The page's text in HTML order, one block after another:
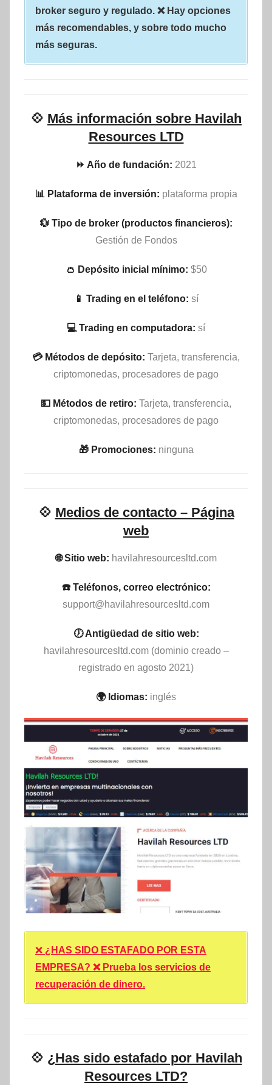
broker seguro y regulado. ❌ Hay opciones
más recomendables, y sobre todo mucho
más seguras.
💠 Más información sobre Havilah
Resources LTD
⏩ Año de fundación: 2021
📊 Plataforma de inversión: plataforma propia
💱 Tipo de broker (productos financieros):
Gestión de Fondos
👛 Depósito inicial mínimo: $50
📱 Trading en el teléfono: sí
💻 Trading en computadora: sí
💳 Métodos de depósito: Tarjeta, transferencia,
criptomonedas, procesadores de pago
💵​ Métodos de retiro: Tarjeta, transferencia,
criptomonedas, procesadores de pago
🎁 Promociones: ninguna
💠 Medios de contacto – Página
web
🌐 Sitio web: havilahresourcesltd.com
☎️ Teléfonos, correo electrónico:
support@havilahresourcesltd.com
🕖 Antigüedad de sitio web:
havilahresourcesltd.com (dominio creado –
registrado en agosto 2021)
🌍 Idiomas: inglés
❌ ¿HAS SIDO ESTAFADO POR ESTA
EMPRESA? ❌ Prueba los servicios de
recuperación de dinero.
💠 ¿Has sido estafado por Havilah
Resources LTD?